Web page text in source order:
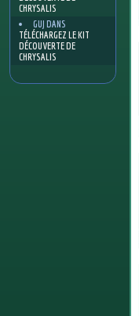
CHRYSALIS
GUJ DANS
TÉLÉCHARGEZ LE KIT
DÉCOUVERTE DE
CHRYSALIS